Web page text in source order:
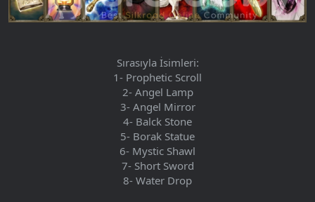
Sırasıyla İsimleri:
1- Prophetic Scroll
2- Angel Lamp
3- Angel Mirror
4- Balck Stone
5- Borak Statue
6- Mystic Shawl
7- Short Sword
8- Water Drop